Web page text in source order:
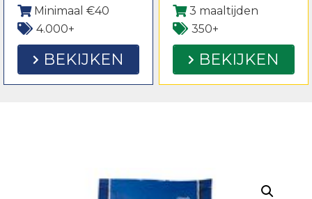
Minimaal €40
4.000+
BEKIJKEN
3 maaltijden
350+
BEKIJKEN